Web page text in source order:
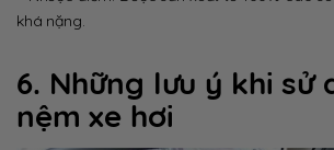
khá nặng.
6. Những lưu ý khi sử
nệm xe hơi